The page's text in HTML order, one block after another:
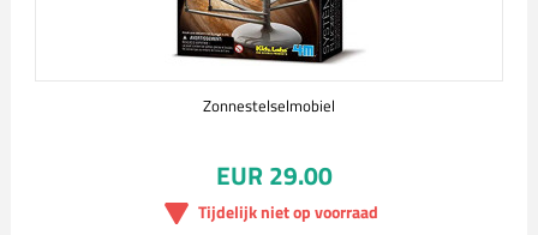
Zonnestelselmobiel
EUR 29.00
Tijdelijk niet op voorraad